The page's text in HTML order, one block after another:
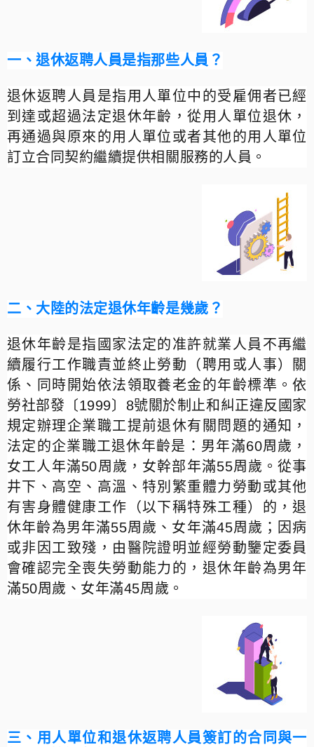
一、退休返聘人員是指那些人員？
退休返聘人員是指用人單位中的受雇佣者已經
到達或超過法定退休年齡，從用人單位退休，
再通過與原來的用人單位或者其他的用人單位
訂立合同契約繼續提供相關服務的人員。
二、大陸的法定退休年齡是幾歲？
退休年齡是指國家法定的准許就業人員不再繼
續履行工作職責並終止勞動（聘用或人事）關
係、同時開始依法領取養老金的年齡標準。依
勞社部發〔 1999〕 8號關於制止和糾正違反國家
規定辦理企業職工提前退休有關問題的通知，
法定的企業職工退休年齡是：男年滿60周歲，
女工人年滿50周歲，女幹部年滿55周歲。從事
井下、高空、高溫、特別繁重體力勞動或其他
有害身體健康工作（以下稱特殊工種）的，退
休年齡為男年滿55周歲、女年滿45周歲；因病
或非因工致殘，由醫院證明並經勞動鑒定委員
會確認完全喪失勞動能力的，退休年齡為男年
滿50周歲、女年滿45周歲。
三、用人單位和退休返聘人員簽訂的合同與一